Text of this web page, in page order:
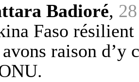
Badioré,
Faso
raison